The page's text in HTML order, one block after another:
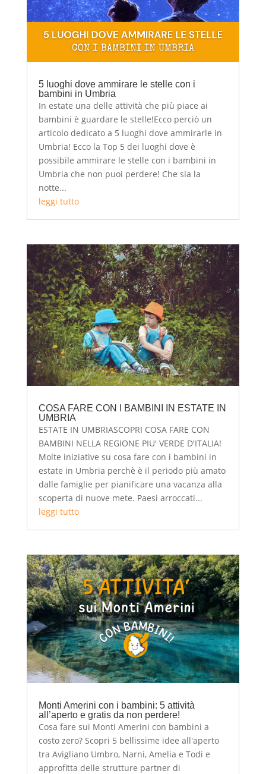
5 luoghi dove ammirare le stelle con i
bambini in Umbria
In estate una delle attività che più piace ai
bambini è guardare le stelle!Ecco perciò un
articolo dedicato a 5 luoghi dove ammirarle in
Umbria! Ecco la Top 5 dei luoghi dove è
possibile ammirare le stelle con i bambini in
Umbria che non puoi perdere! Che sia la
notte...
leggi tutto
COSA FARE CON I BAMBINI IN ESTATE IN
UMBRIA
ESTATE IN UMBRIASCOPRI COSA FARE CON
BAMBINI NELLA REGIONE PIU' VERDE D'ITALIA!
Molte iniziative su cosa fare con i bambini in
estate in Umbria perchè è il periodo più amato
dalle famiglie per pianificare una vacanza alla
scoperta di nuove mete. Paesi arroccati...
leggi tutto
Monti Amerini con i bambini: 5 attività
all’aperto e gratis da non perdere!
Cosa fare sui Monti Amerini con bambini a
costo zero? Scopri 5 bellissime idee all'aperto
tra Avigliano Umbro, Narni, Amelia e Todi e
approfitta delle strutture partner di